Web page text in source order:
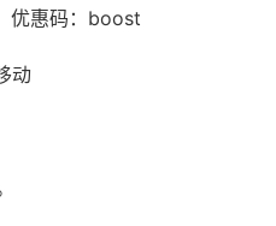
优惠码：boost
动